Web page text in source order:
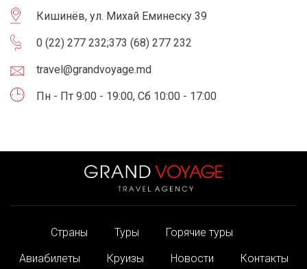
Кишинёв, ул. Михай Еминеску 39
0 (22) 277 232;373 (68) 277 232
travel@grandvoyage.md
Пн - Пт 9:00 - 19:00, Сб 10:00 - 17:00
Страны Туры
Горячие туры
Авиабилеты
Круизы Новости Контакты